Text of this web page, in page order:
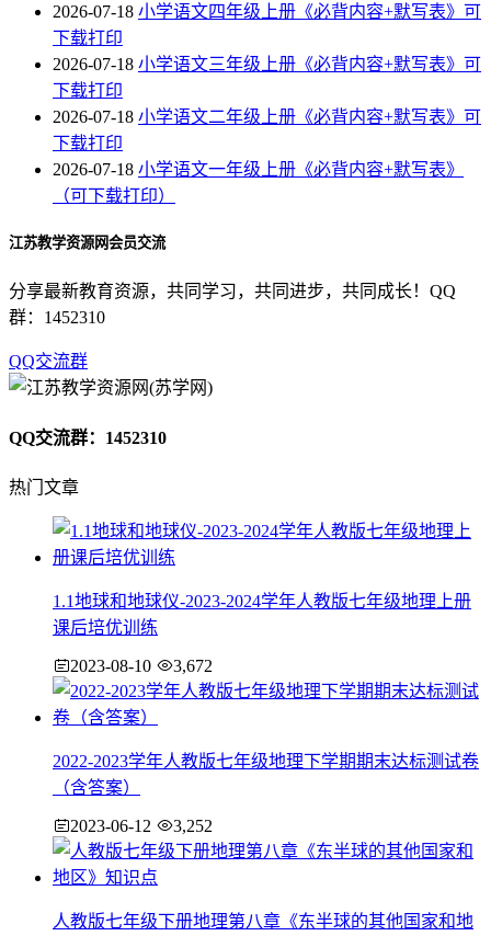
2026-07-18 小学语文四年级上册《必背内容+默写表》可
下载打印
2026-07-18 小学语文三年级上册《必背内容+默写表》可
下载打印
2026-07-18 小学语文二年级上册《必背内容+默写表》可
下载打印
2026-07-18 小学语文一年级上册《必背内容+默写表》
（可下载打印）
江苏教学资源网会员交流
分享最新教育资源，共同学习，共同进步，共同成长！QQ
群：1452310
QQ交流群
QQ交流群：1452310
热门文章
1.1地球和地球仪-2023-2024学年人教版七年级地理上册
课后培优训练
2023-08-10 3,672
2022-2023学年人教版七年级地理下学期期末达标测试卷
（含答案）
2023-06-12 3,252
人教版七年级下册地理第八章《东半球的其他国家和地